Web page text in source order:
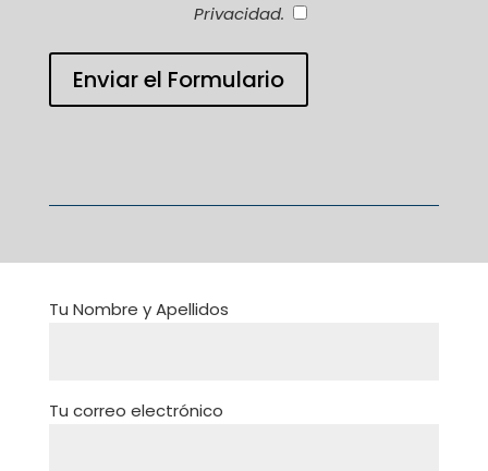
Privacidad.
Tu Nombre y Apellidos
Tu correo electrónico